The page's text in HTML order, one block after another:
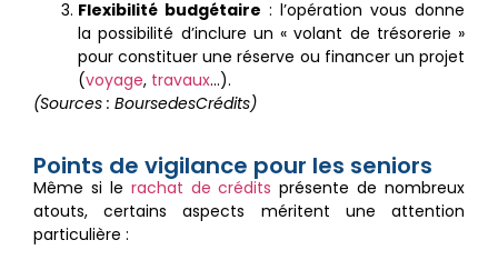
Flexibilité budgétaire : l’opération vous donne
la possibilité d’inclure un « volant de trésorerie »
pour constituer une réserve ou financer un projet
(voyage, travaux…).
(Sources : BoursedesCrédits)
Points de vigilance pour les seniors
Même si le rachat de crédits présente de nombreux
atouts, certains aspects méritent une attention
particulière :